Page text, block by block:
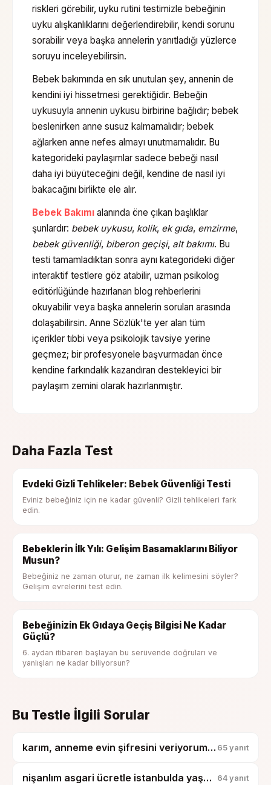
riskleri görebilir, uyku rutini testimizle bebeğinin
uyku alışkanlıklarını değerlendirebilir, kendi sorunu
sorabilir veya başka annelerin yanıtladığı yüzlerce
soruyu inceleyebilirsin.
Bebek bakımında en sık unutulan şey, annenin de
kendini iyi hissetmesi gerektiğidir. Bebeğin
uykusuyla annenin uykusu birbirine bağlıdır; bebek
beslenirken anne susuz kalmamalıdır; bebek
ağlarken anne nefes almayı unutmamalıdır. Bu
kategorideki paylaşımlar sadece bebeği nasıl
daha iyi büyüteceğini değil, kendine de nasıl iyi
bakacağını birlikte ele alır.
Bebek Bakımı alanında öne çıkan başlıklar
şunlardır: bebek uykusu, kolik, ek gıda, emzirme,
bebek güvenliği, biberon geçişi, alt bakımı. Bu
testi tamamladıktan sonra aynı kategorideki diğer
interaktif testlere göz atabilir, uzman psikolog
editörlüğünde hazırlanan blog rehberlerini
okuyabilir veya başka annelerin soruları arasında
dolaşabilirsin. Anne Sözlük'te yer alan tüm
içerikler tıbbi veya psikolojik tavsiye yerine
geçmez; bir profesyonele başvurmadan önce
kendine farkındalık kazandıran destekleyici bir
paylaşım zemini olarak hazırlanmıştır.
Daha Fazla Test
Evdeki Gizli Tehlikeler: Bebek Güvenliği Testi
Eviniz bebeğiniz için ne kadar güvenli? Gizli tehlikeleri fark
edin.
Bebeklerin İlk Yılı: Gelişim Basamaklarını Biliyor
Musun?
Bebeğiniz ne zaman oturur, ne zaman ilk kelimesini söyler?
Gelişim evrelerini test edin.
Bebeğinizin Ek Gıdaya Geçiş Bilgisi Ne Kadar
Güçlü?
6. aydan itibaren başlayan bu serüvende doğruları ve
yanlışları ne kadar biliyorsun?
Bu Testle İlgili Sorular
karım, anneme evin şifresini veriyorum diye boşanmak istiyor? 65 yanıt
nişanlım asgari ücretle istanbulda yaşamak istiyor ben delirmek üzereyim? 64 yanıt